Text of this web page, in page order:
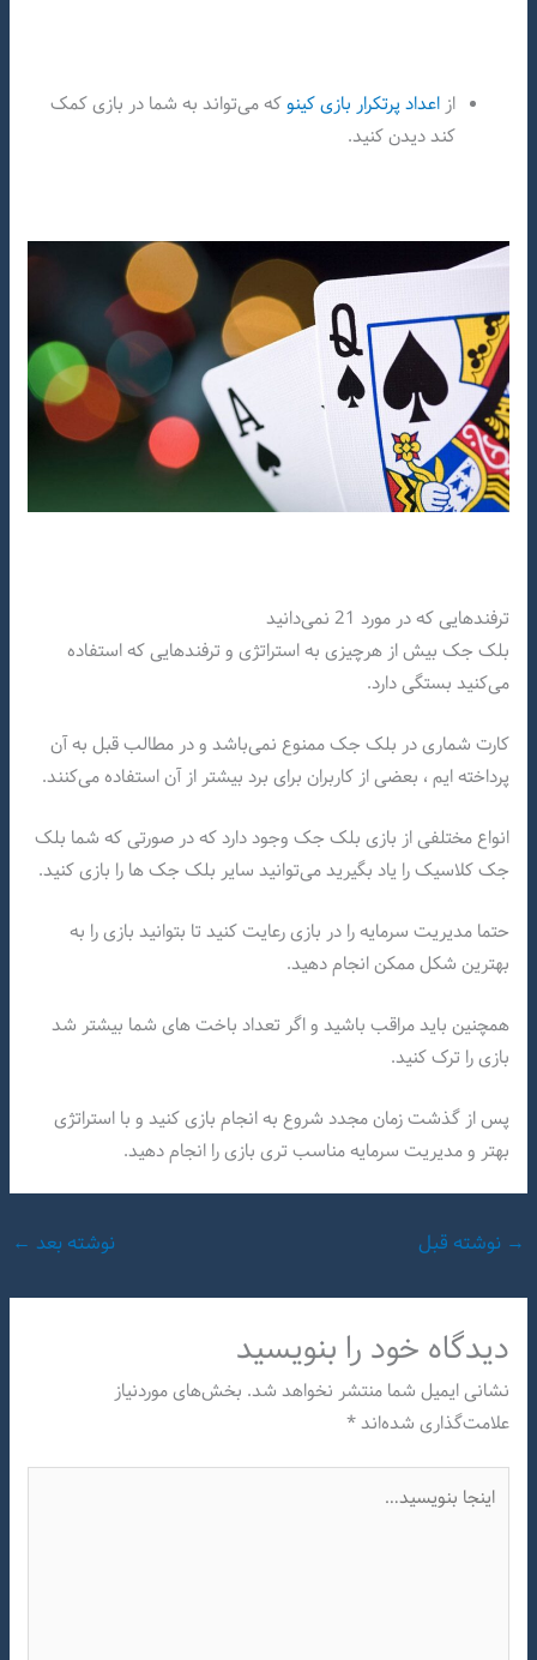
ازاعداد پرتکرار بازی کینوکه می‌تواند به شما در بازی کمک
کند دیدن کنید.
ترفندهایی که در مورد 21 نمی‌دانید
بلک جک بیش از هرچیزی به استراتژی و ترفندهایی که استفاده
می‌کنید بستگی دارد.
کارت شماری در بلک جک ممنوع نمی‌باشد و در مطالب قبل به آن
پرداخته ایم ، بعضی از کاربران برای برد بیشتر از آن استفاده می‌کنند.
انواع مختلفی از بازی بلک جک وجود دارد که در صورتی که شما بلک
جک کلاسیک را یاد بگیرید می‌توانید سایر بلک جک ها را بازی کنید.
حتما مدیریت سرمایه را در بازی رعایت کنید تا بتوانید بازی را به
بهترین شکل ممکن انجام دهید.
همچنین باید مراقب باشید و اگر تعداد باخت های شما بیشتر شد
بازی را ترک کنید.
پس از گذشت زمان مجدد شروع به انجام بازی کنید و با استراتژی
بهتر و مدیریت سرمایه مناسب تری بازی را انجام دهید.
→ نوشته قبل نوشته بعد ←
دیدگاه‌ خود را بنویسید
نشانی ایمیل شما منتشر نخواهد شد. بخش‌های موردنیاز
علامت‌گذاری شده‌اند*
بنویسید…